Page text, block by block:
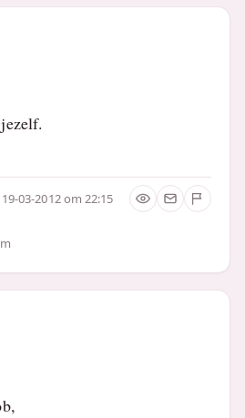
03-2012 om 22:15